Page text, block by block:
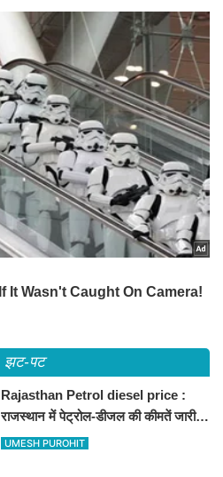
झट-पट
Rajasthan Petrol diesel price :
राजस्थान में पेट्रोल-डीजल की कीमतें जारी,
जानिए बीकानेर समेत पुरे प्रदेश में नए रेट
UMESH PUROHIT